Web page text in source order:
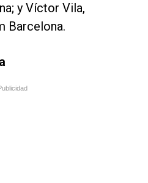
y Víctor Vila,
Barcelona.